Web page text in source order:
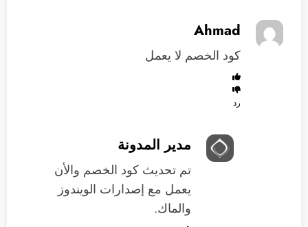
Ahmad
كود الخصم لا يعمل
رد
مدير المدونة
تم تحديث كود الخصم والأن
يعمل مع إصدارات الويندوز
والماك.